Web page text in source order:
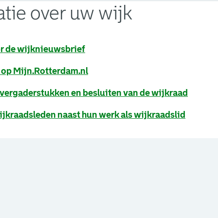
over uw wijk
de wijknieuwsbrief
externe pagina in een nieuw browsertabblad.
Mijn.Rotterdam.nl
externe pagina in een nieuw browsertabblad.
en besluiten van de wijkraad
externe pagina in een nieuw browsertabblad.
naast hun werk als wijkraadslid
externe pagina in een nieuw browsertabblad.